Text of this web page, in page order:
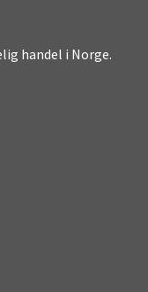
handel i Norge.